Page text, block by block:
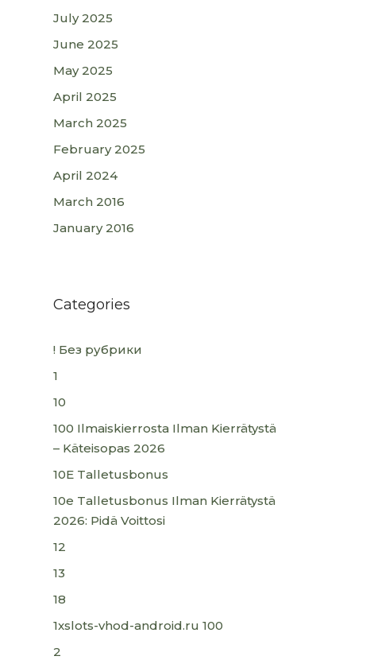
July 2025
June 2025
May 2025
April 2025
March 2025
February 2025
April 2024
March 2016
January 2016
Categories
! Без рубрики
1
10
100 Ilmaiskierrosta Ilman Kierrätystä
– Käteisopas 2026
10E Talletusbonus
10e Talletusbonus Ilman Kierrätystä
2026: Pidä Voittosi
12
13
18
1xslots-vhod-android.ru 100
2